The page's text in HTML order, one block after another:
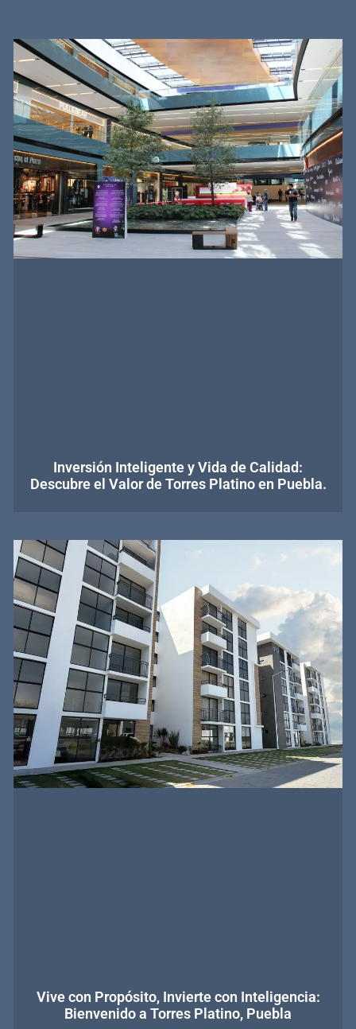
Inversión Inteligente y Vida de Calidad:
Descubre el Valor de Torres Platino en Puebla.
Vive con Propósito, Invierte con Inteligencia:
Bienvenido a Torres Platino, Puebla